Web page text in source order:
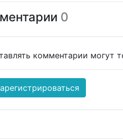
0
комментарии могут